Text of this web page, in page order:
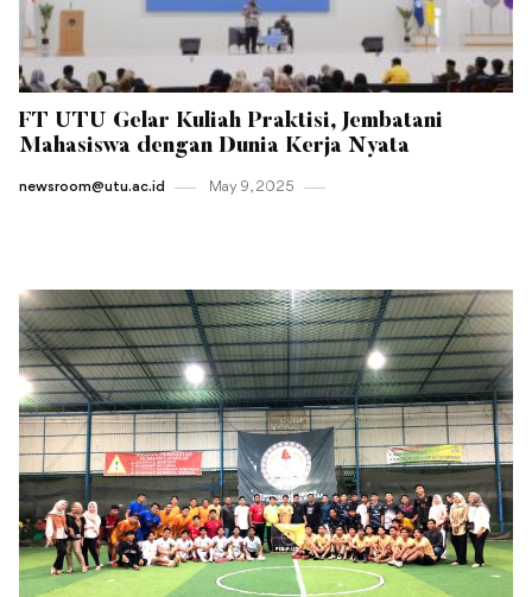
FT UTU Gelar Kuliah Praktisi, Jembatani
Mahasiswa dengan Dunia Kerja Nyata
newsroom@utu.ac.id May 9 , 2025